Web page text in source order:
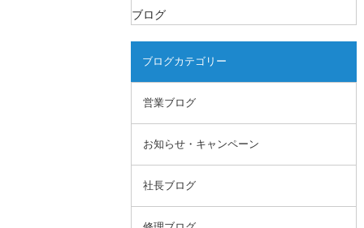
ブログ
ブログカテゴリー
営業ブログ
お知らせ・キャンペーン
社長ブログ